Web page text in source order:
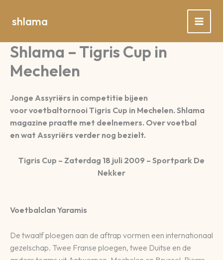
naar
inhoud
shlama
Shlama – Tigris Cup in
Mechelen
Jonge Assyriërs in competitie bijeen
voor voetbaltornooi Tigris Cup in Mechelen. Shlama
magazine praatte met deelnemers. Over voetbal
en wat Assyriërs verder nog bezielt.
Tigris Cup – Zaterdag 18 juli 2009 – Sportpark De
Nekker
Voetbalclan Yaramis
De twaalf ploegen aan de aftrap vormen een internationaal
gezelschap. Twee Franse ploegen, twee Duitse en de